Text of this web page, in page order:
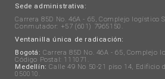
Sede administrativa:
Carrera 85D No. 46A - 65, Complejo logístico
Conmutador: +57 (601) 7965150.
Ventanilla única de radicación:
Bogotá: Carrera 85D No. 46A - 65, Complejo
Código Postal: 111071.
Medellín: Calle 49 No 50-21 piso 14, Edificio
050010.